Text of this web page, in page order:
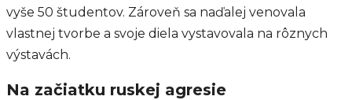
vyše 50 študentov. Zároveň sa naďalej venovala
vlastnej tvorbe a svoje diela vystavovala na rôznych
výstavách.
Na začiatku ruskej agresie